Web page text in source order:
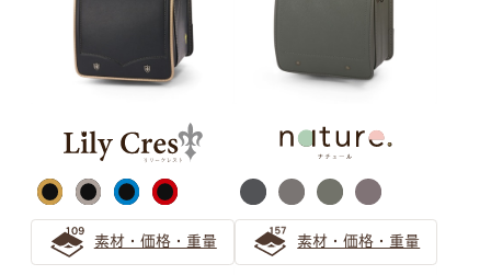
緑（グリーン）のランドセルは知性を感じるカラー 大人
っぽさを伝えたいお子さまにぴったりなランドセル
の選び方
上品な大人の人気色「キャメル」のランドセルの選び方
キャメルのランドセルは女の子にも男の子にもおすすめ
素材・価格・重量 素材・価格・重量